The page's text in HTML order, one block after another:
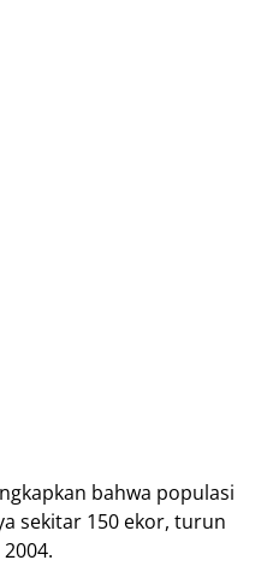
bаhwа populasi
ѕеkіtаr 150 еkоr, turun